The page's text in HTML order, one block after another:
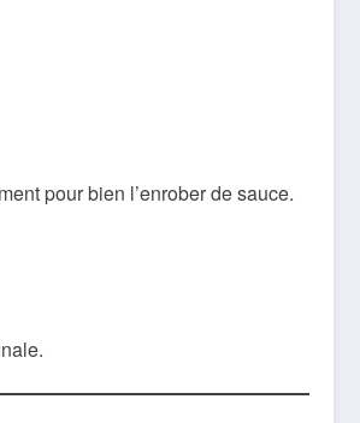
pour bien l’enrober de sauce.